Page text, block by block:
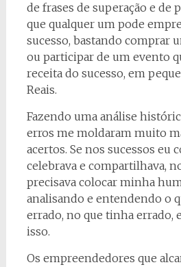
de frases de superação e de
que qualquer um pode
sucesso, bastando comprar
ou participar de um evento
receita do sucesso, em
Reais.
Fazendo uma análise
erros me moldaram muito
acertos. Se nos sucessos eu
celebrava e compartilhava,
precisava colocar minha
analisando e entendendo o
errado, no que tinha errado,
isso.
Os empreendedores que